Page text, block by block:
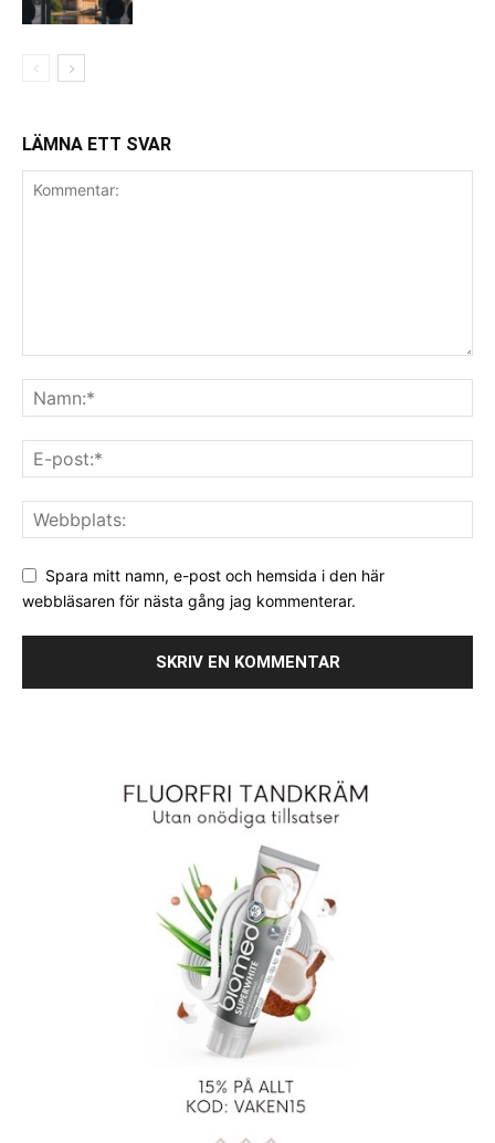
LÄMNA ETT SVAR
Spara mitt namn, e-post och hemsida i den här
webbläsaren för nästa gång jag kommenterar.